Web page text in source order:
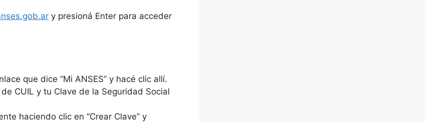
y presioná Enter para acceder
que dice “Mi ANSES” y hacé clic allí.
CUIL y tu Clave de la Seguridad Social
haciendo clic en “Crear Clave” y